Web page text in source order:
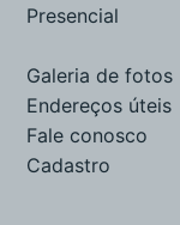
Presencial
Galeria de fotos
Endereços úteis
Fale conosco
Cadastro